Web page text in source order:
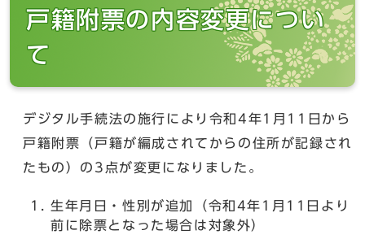
戸籍附票の内容変更につい
て
デジタル手続法の施行により令和4年1月11日から
戸籍附票（戸籍が編成されてからの住所が記録され
たもの）の3点が変更になりました。
生年月日・性別が追加（令和4年1月11日より
前に除票となった場合は対象外）